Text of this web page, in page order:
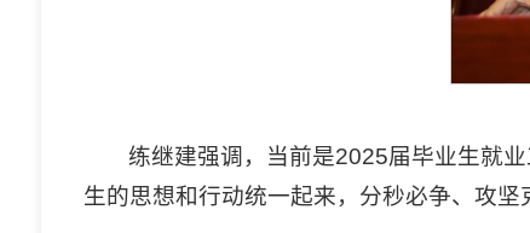
练继建强调，当前是2025届毕业生就
生的思想和行动统一起来，分秒必争、攻